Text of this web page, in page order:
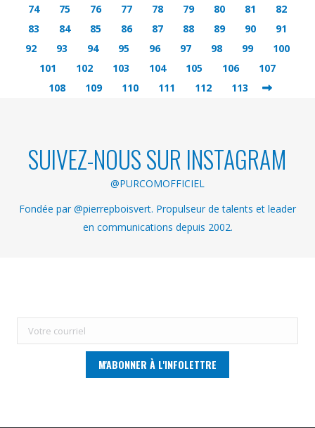
74
75 76 77 78 79 80 81
82
83
84 85 86 87 88 89 90
91
92
93 94 95 96 97 98 99
100
101
102 103 104 105 106
107
108
109 110 111 112 113
SUIVEZ-NOUS SUR INSTAGRAM
@PURCOMOFFICIEL
Fondée par @pierrepboisvert. Propulseur de talents et leader
en communications depuis 2002.